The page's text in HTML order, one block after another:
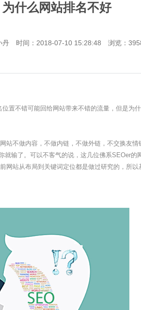
什么网站排名不好
丹 时间：2018-07-10 15:28:48 浏览：
不错可能回给网站带来不错的流量，但是为
不做内容，不做内链，不做外链，不交换友情
输了。可以不客气的说，这几位佛系SEOer
站从布局到关键词定位都是做过研究的，所